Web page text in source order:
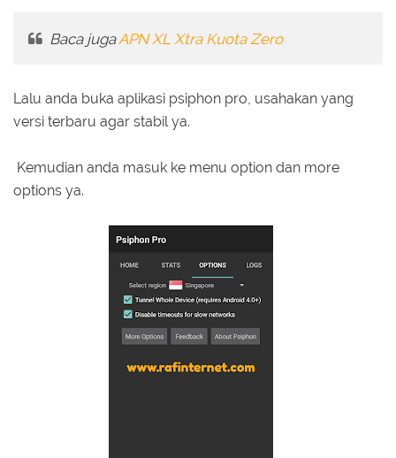
Baca jugaAPN XL Xtra Kuota Zero
Lalu anda buka aplikasi psiphon pro, usahakan yang
versi terbaru agar stabil ya.
Kemudian anda masuk ke menu option dan more
options ya.